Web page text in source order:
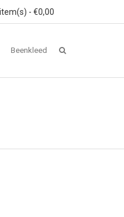
- €0,00
Beenkleed